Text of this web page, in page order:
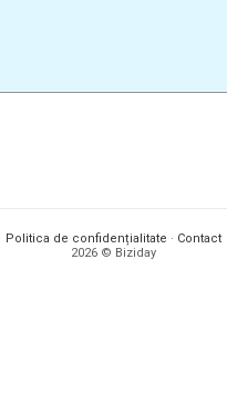
Politica de confidențialitate · Contact
2026 © Biziday